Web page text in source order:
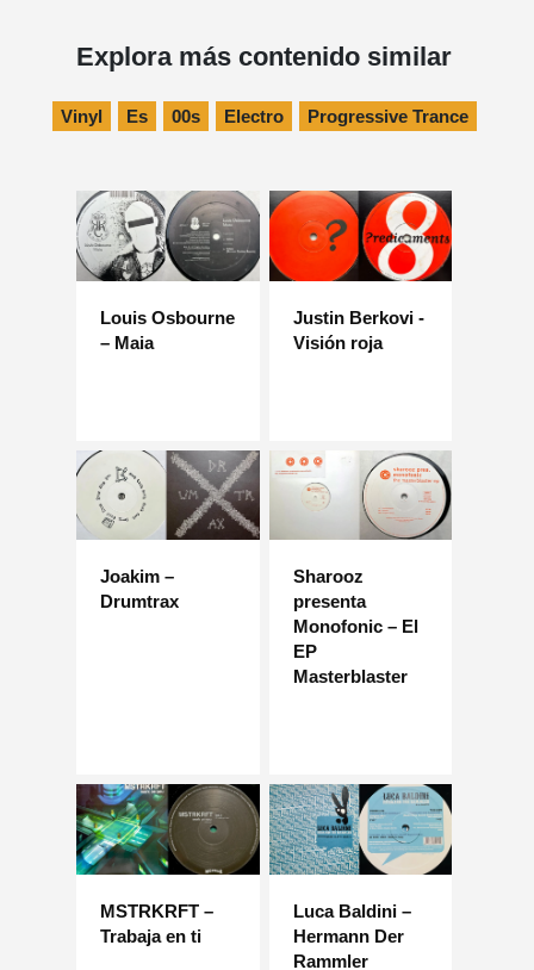
Explora más contenido similar
Vinyl Es 00s Electro Progressive Trance
Louis Osbourne
– Maia
Justin Berkovi -
Visión roja
Joakim –
Drumtrax
Sharooz
presenta
Monofonic – El
EP
Masterblaster
MSTRKRFT –
Trabaja en ti
Luca Baldini –
Hermann Der
Rammler